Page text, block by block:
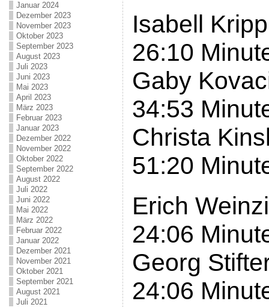
Januar 2024
Dezember 2023
November 2023
Oktober 2023
September 2023
August 2023
Juli 2023
Juni 2023
Mai 2023
April 2023
März 2023
Februar 2023
Januar 2023
Dezember 2022
November 2022
Oktober 2022
September 2022
August 2022
Juli 2022
Juni 2022
Mai 2022
März 2022
Februar 2022
Januar 2022
Dezember 2021
November 2021
Oktober 2021
September 2021
August 2021
Juli 2021
Isabell
26:10
Gaby
34:53
Christa
51:20
Erich
24:06
Georg
24:06